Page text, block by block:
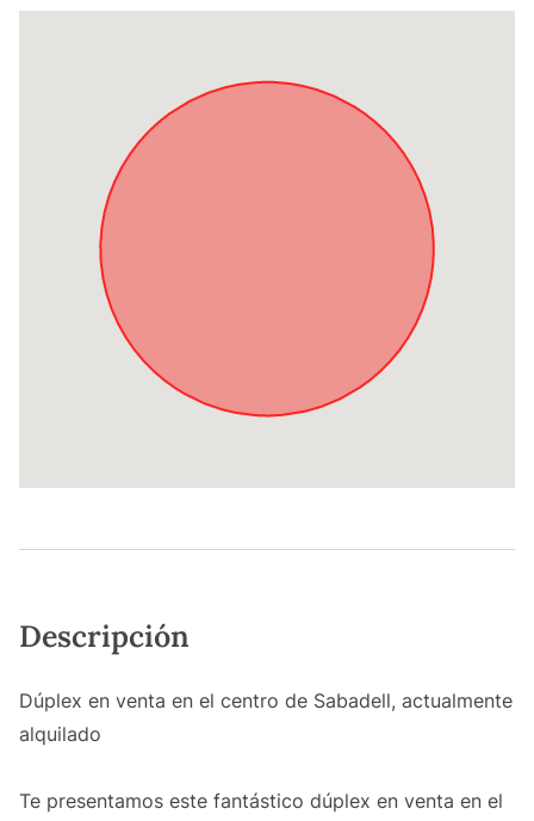
Descripción
Dúplex en venta en el centro de Sabadell, actualmente
alquilado
Te presentamos este fantástico dúplex en venta en el